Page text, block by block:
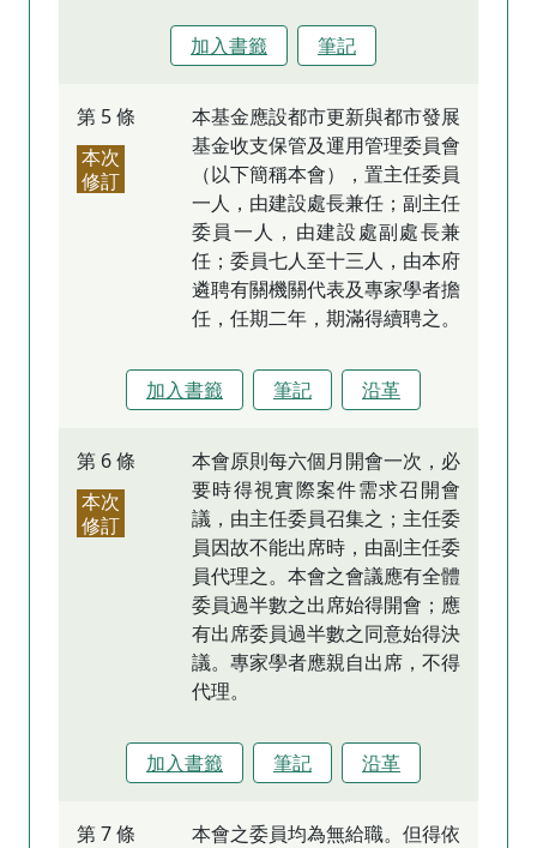
加入書籤 筆記
第 5 條
本次
修訂
本基金應設都市更新與都市發展
基金收支保管及運用管理委員會
（以下簡稱本會），置主任委員
一人，由建設處長兼任；副主任
委員一人，由建設處副處長兼
任；委員七人至十三人，由本府
遴聘有關機關代表及專家學者擔
任，任期二年，期滿得續聘之。
加入書籤 筆記 沿革
第 6 條
本次
修訂
本會原則每六個月開會一次，必
要時得視實際案件需求召開會
議，由主任委員召集之；主任委
員因故不能出席時，由副主任委
員代理之。本會之會議應有全體
委員過半數之出席始得開會；應
有出席委員過半數之同意始得決
議。專家學者應親自出席，不得
代理。
加入書籤 筆記 沿革
第 7 條
本會之委員均為無給職。但得依